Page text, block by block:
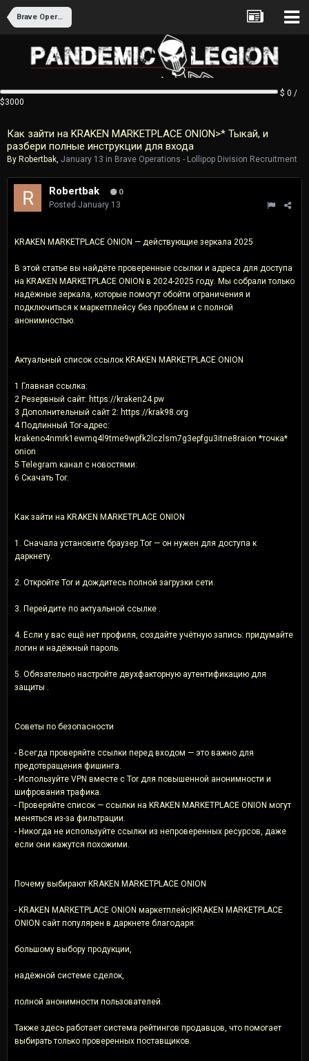
Brave Operations - Lollipop Division Recruitment
$ 0 /
$3000
Как зайти на KRAKEN MARKETPLACE ONION>* Тыкай, и
разбери полные инструкции для входа
By Robertbak January 13 in Brave Operations - Lollipop Division Recruitment
Robertbak 0
Posted January 13
KRAKEN MARKETPLACE ONION — действующие зеркала 2025
В этой статье вы найдёте проверенные ссылки и адреса для доступа
на KRAKEN MARKETPLACE ONION в 2024-2025 году. Мы собрали только
надёжные зеркала, которые помогут обойти ограничения и
подключиться к маркетплейсу без проблем и с полной
анонимностью.
Актуальный список ссылок KRAKEN MARKETPLACE ONION
1 Главная ссылка:
2 Резервный сайт: https://kraken24.pw
3 Дополнительный сайт 2: https://krak98.org
4 Подлинный Tor-адрес:
krakeno4nmrk1ewmq4l9tme9wpfk2lczlsm7g3epfgu3itne8raion *точка*
onion
5 Telegram канал с новостями:
6 Скачать Tor:
Как зайти на KRAKEN MARKETPLACE ONION
1. Сначала установите браузер Tor — он нужен для доступа к
даркнету.
2. Откройте Tor и дождитесь полной загрузки сети.
3. Перейдите по актуальной ссылке .
4. Если у вас ещё нет профиля, создайте учётную запись: придумайте
логин и надёжный пароль.
5. Обязательно настройте двухфакторную аутентификацию для
защиты .
Советы по безопасности
- Всегда проверяйте ссылки перед входом — это важно для
предотвращения фишинга.
- Используйте VPN вместе с Tor для повышенной анонимности и
шифрования трафика.
- Проверяйте список — ссылки на KRAKEN MARKETPLACE ONION могут
меняться из-за фильтрации.
- Никогда не используйте ссылки из непроверенных ресурсов, даже
если они кажутся похожими.
Почему выбирают KRAKEN MARKETPLACE ONION
- KRAKEN MARKETPLACE ONION маркетплейс|KRAKEN MARKETPLACE
ONION сайт популярен в даркнете благодаря:
большому выбору продукции,
надёжной системе сделок,
полной анонимности пользователей.
Также здесь работает система рейтингов продавцов, что помогает
выбирать только проверенных поставщиков.